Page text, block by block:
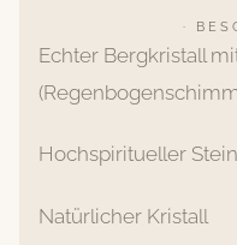
·
Echter Bergkristall
Hochspiritueller Stein
Natürlicher Kristall